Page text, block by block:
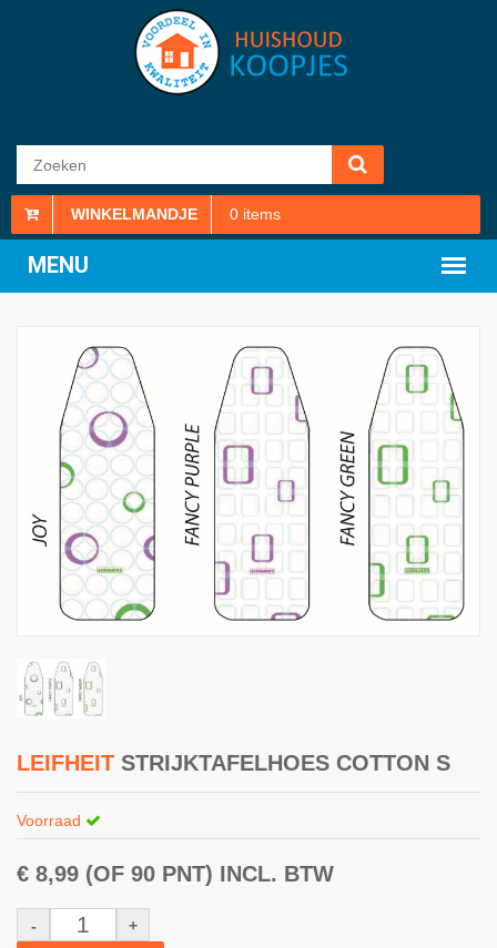
WINKELMANDJE 0 items
LEIFHEIT STRIJKTAFELHOES COTTON S
Voorraad
€ 8,99 (OF 90 PNT) INCL. BTW
-
+